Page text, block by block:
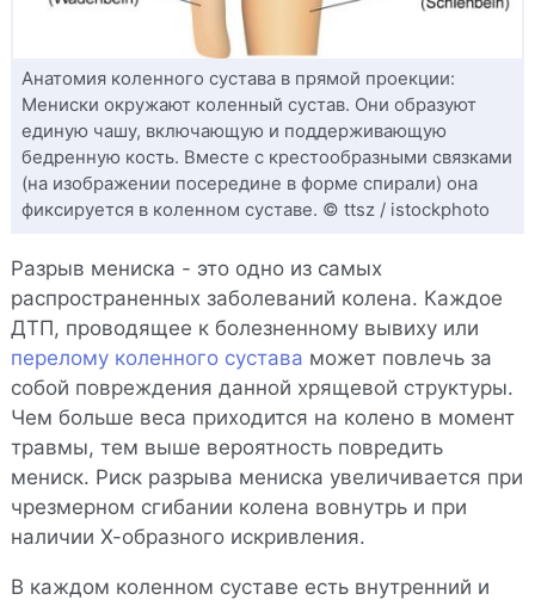
Анатомия коленного сустава в прямой проекции:
Мениски окружают коленный сустав. Они образуют
единую чашу, включающую и поддерживающую
бедренную кость. Вместе с крестообразными связками
(на изображении посередине в форме спирали) она
фиксируется в коленном суставе. © ttsz / istockphoto
Разрыв мениска - это одно из самых
распространенных заболеваний колена. Каждое
ДТП, проводящее к болезненному вывиху или
перелому коленного сустава может повлечь за
собой повреждения данной хрящевой структуры.
Чем больше веса приходится на колено в момент
травмы, тем выше вероятность повредить
мениск. Риск разрыва мениска увеличивается при
чрезмерном сгибании колена вовнутрь и при
наличии Х-образного искривления.
В каждом коленном суставе есть внутренний и